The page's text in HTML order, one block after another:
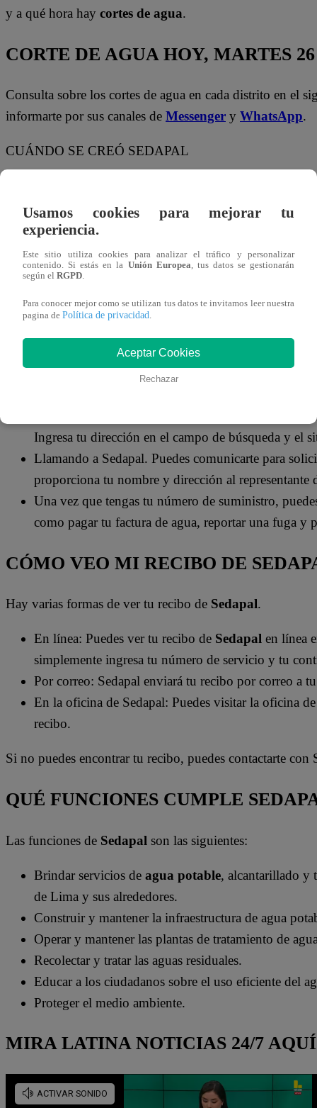
y a qué hora hay cortes de agua.
CORTE DE AGUA HOY, MARTES
Consulta sobre los cortes de agua en cada distrito en el
informarte por sus canales de Messenger y WhatsApp.
CUÁNDO SE CREÓ SEDAPAL
de agua potable, alcantarillado y tratamiento de aguas
país,Lima, y sus alrededores. Fue fundada en 1962 y
CÓMO VER EL NÚMERO DE
Hay varias formas de encontrar tu número de
derecha de tu recibo de agua.
En tu medidor de agua. El número de suministros
En el sitio web. Encontrarás tu número de
Ingresa tu dirección en el campo de búsqueda y el
Llamando a Sedapal. Puedes comunicarte para
proporciona tu nombre y dirección al
Una vez que tengas tu número de suministro,
como pagar tu factura de agua, reportar una fuga y
CÓMO VEO MI RECIBO DE
Hay varias formas de ver tu recibo de Sedapal.
En línea: Puedes ver tu recibo de Sedapal en línea
simplemente ingresa tu número de servicio y tu
Por correo: Sedapal enviará tu recibo por correo a
En la oficina de Sedapal: Puedes visitar la oficina
recibo.
Si no puedes encontrar tu recibo, puedes contactarte
QUÉ FUNCIONES CUMPLE
Las funciones de Sedapal son las siguientes:
Brindar servicios de agua potable, alcantarillado y
de Lima y sus alrededores.
Construir y mantener la infraestructura de agua
Operar y mantener las plantas de tratamiento de
Recolectar y tratar las aguas residuales.
Educar a los ciudadanos sobre el uso eficiente del
Proteger el medio ambiente.
MIRA LATINA NOTICIAS 24/7 AQUÍ
Usamos cookies para mejorar tu
experiencia.
Este sitio utiliza cookies para analizar el tráfico y personalizar
contenido. Si estás en la Unión Europea, tus datos se gestionarán
según el RGPD.
Para conocer mejor como se utilizan tus datos te invitamos leer nuestra
pagina de Política de privacidad.
Aceptar Cookies
Rechazar